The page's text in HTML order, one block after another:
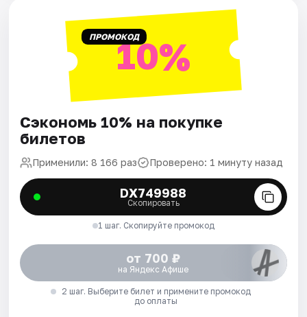
ПРОМОКОД10%
Сэкономь 10% на покупке
билетов
Применили: 8 166 раз Проверено: 1 минуту назад
DX749988
Скопировать
1 шаг. Скопируйте промокод
от 700 ₽
на Яндекс Афише
2 шаг. Выберите билет и примените промокод
до оплаты